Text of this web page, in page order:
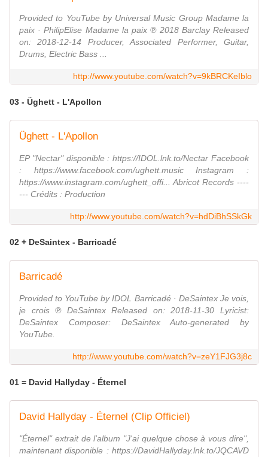
Provided to YouTube by Universal Music Group Madame la
paix · PhilipElise Madame la paix ℗ 2018 Barclay Released
on: 2018-12-14 Producer, Associated Performer, Guitar,
Drums, Electric Bass ...
http://www.youtube.com/watch?v=9kBRCKeIblo
03 - Üghett - L'Apollon
Üghett - L'Apollon
EP "Nectar" disponible : https://IDOL.lnk.to/Nectar Facebook
: https://www.facebook.com/ughett.music Instagram :
https://www.instagram.com/ughett_offi... Abricot Records ----
--- Crédits : Production
http://www.youtube.com/watch?v=hdDiBhSSkGk
02 + DeSaintex - Barricadé
Barricadé
Provided to YouTube by IDOL Barricadé · DeSaintex Je vois,
je crois ℗ DeSaintex Released on: 2018-11-30 Lyricist:
DeSaintex Composer: DeSaintex Auto-generated by
YouTube.
http://www.youtube.com/watch?v=zeY1FJG3j8c
01 = David Hallyday - Éternel
David Hallyday - Éternel (Clip Officiel)
"Éternel" extrait de l'album "J'ai quelque chose à vous dire",
maintenant disponible : https://DavidHallyday.lnk.to/JQCAVD